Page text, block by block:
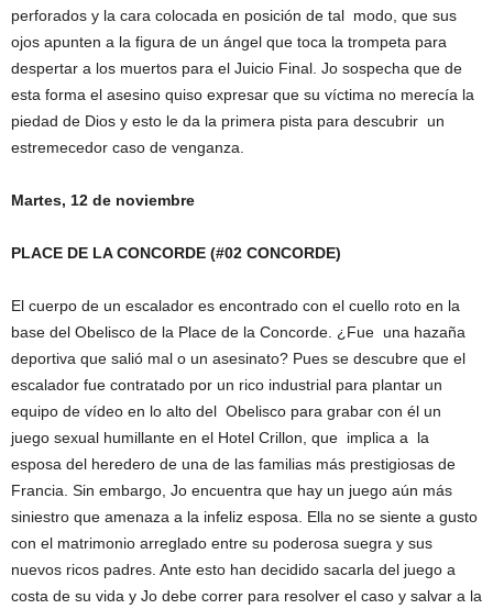
perforados y la cara colocada en posición de tal modo, que sus
ojos apunten a la figura de un ángel que toca la trompeta para
despertar a los muertos para el Juicio Final. Jo sospecha que de
esta forma el asesino quiso expresar que su víctima no merecía la
piedad de Dios y esto le da la primera pista para descubrir un
estremecedor caso de venganza.
Martes, 12 de noviembre
PLACE DE LA CONCORDE (#02 CONCORDE)
El cuerpo de un escalador es encontrado con el cuello roto en la
base del Obelisco de la Place de la Concorde. ¿Fue una hazaña
deportiva que salió mal o un asesinato? Pues se descubre que el
escalador fue contratado por un rico industrial para plantar un
equipo de vídeo en lo alto del Obelisco para grabar con él un
juego sexual humillante en el Hotel Crillon, que implica a la
esposa del heredero de una de las familias más prestigiosas de
Francia. Sin embargo, Jo encuentra que hay un juego aún más
siniestro que amenaza a la infeliz esposa. Ella no se siente a gusto
con el matrimonio arreglado entre su poderosa suegra y sus
nuevos ricos padres. Ante esto han decidido sacarla del juego a
costa de su vida y Jo debe correr para resolver el caso y salvar a la